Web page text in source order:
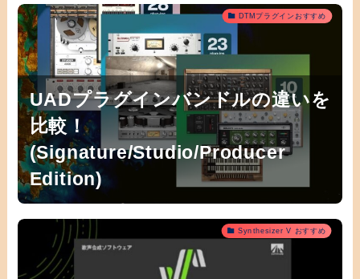
DTMプラグインおすすめ
UADプラグインバンドルの違いを
比較！
(Signature/Studio/Producer
Edition)
Synthesizer V おすすめ